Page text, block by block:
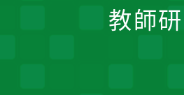
教師